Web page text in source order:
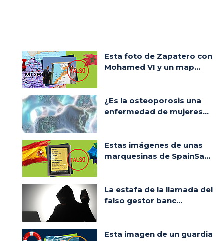
Esta foto de Zapatero con
Mohamed VI y un map...
¿Es la osteoporosis una
enfermedad de mujeres...
Estas imágenes de unas
marquesinas de SpainSa...
La estafa de la llamada del
falso gestor banc...
Esta imagen de un guardia